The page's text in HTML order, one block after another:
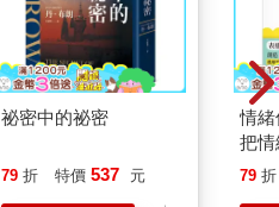
祕密中的祕密
79 折 特價 537 元
情
把
誰
79 折